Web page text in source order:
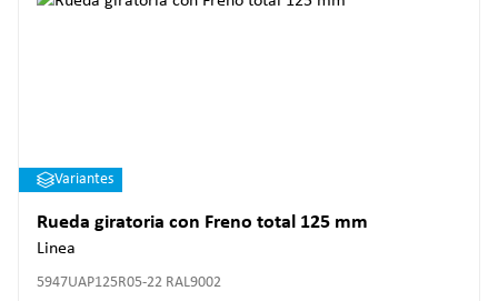
Variantes
Rueda giratoria con Freno total 125 mm
Linea
5947UAP125R05-22 RAL9002